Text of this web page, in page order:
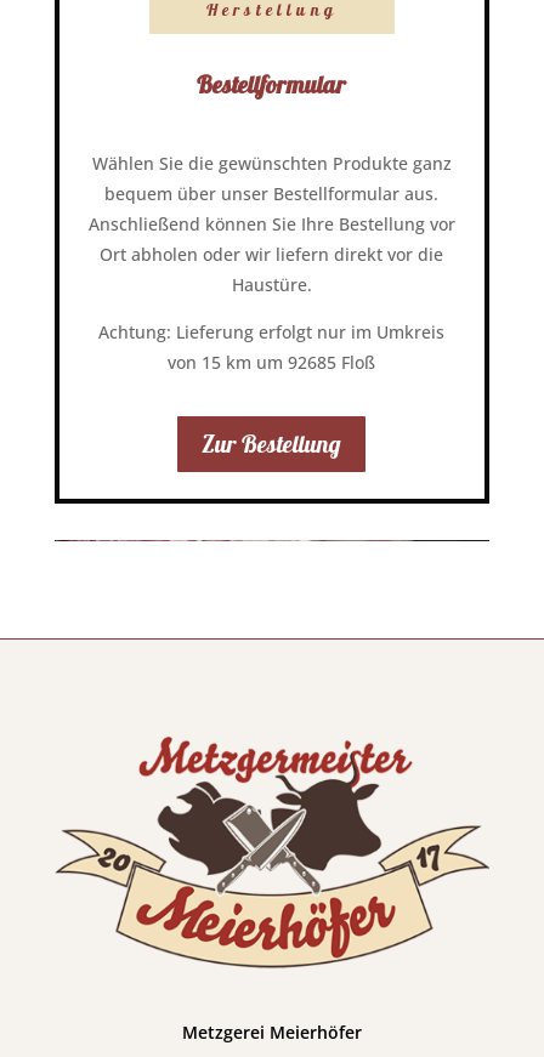
Herstellung
Bestellformular
Wählen Sie die gewünschten Produkte ganz
bequem über unser Bestellformular aus.
Anschließend können Sie Ihre Bestellung vor
Ort abholen oder wir liefern direkt vor die
Haustüre.
Achtung: Lieferung erfolgt nur im Umkreis
von 15 km um 92685 Floß
Zur Bestellung
Metzgerei Meierhöfer